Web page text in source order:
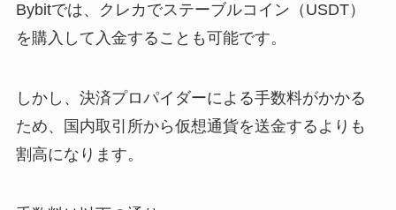
Bybitでは、クレカでステーブルコイン（USDT）
を購入して入金することも可能です。
しかし、決済プロパイダーによる手数料がかかる
ため、国内取引所から仮想通貨を送金するよりも
割高になります。